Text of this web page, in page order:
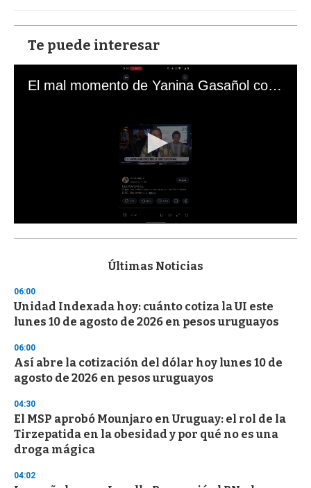
Te puede interesar
El mal momento de Yanina Gasañol con un hincha argentino en "Subrayado"
s
d
s
o
f
3
s
c
n
d
s
Últimas Noticias
06:00
Unidad Indexada hoy: cuánto cotiza la UI este
lunes 10 de agosto de 2026 en pesos uruguayos
06:00
Así abre la cotización del dólar hoy lunes 10 de
agosto de 2026 en pesos uruguayos
04:30
El MSP aprobó Mounjaro en Uruguay: el rol de la
Tirzepatida en la obesidad y por qué no es una
droga mágica
04:02